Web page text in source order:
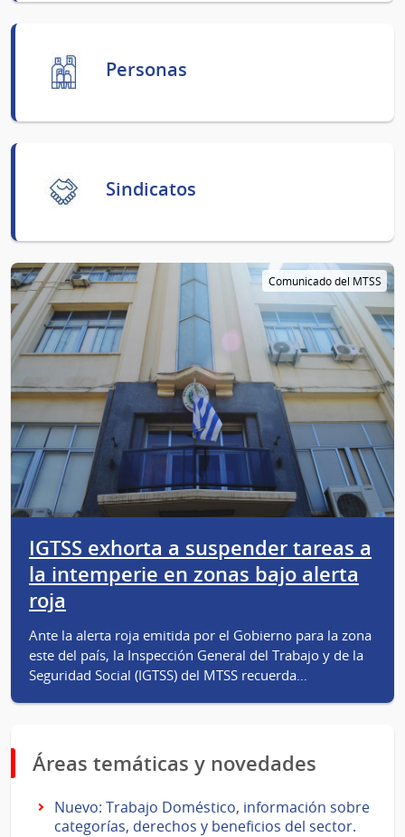
Personas
Sindicatos
Comunicado del MTSS
IGTSS exhorta a suspender tareas a
la intemperie en zonas bajo alerta
roja
Ante la alerta roja emitida por el Gobierno para la zona
este del país, la Inspección General del Trabajo y de la
Seguridad Social (IGTSS) del MTSS recuerda…
Áreas temáticas y novedades
Nuevo: Trabajo Doméstico, información sobre
categorías, derechos y beneficios del sector.